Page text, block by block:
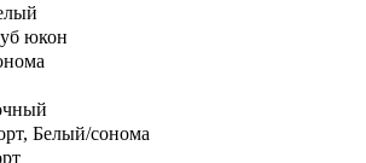
юкон
Белый/сонома